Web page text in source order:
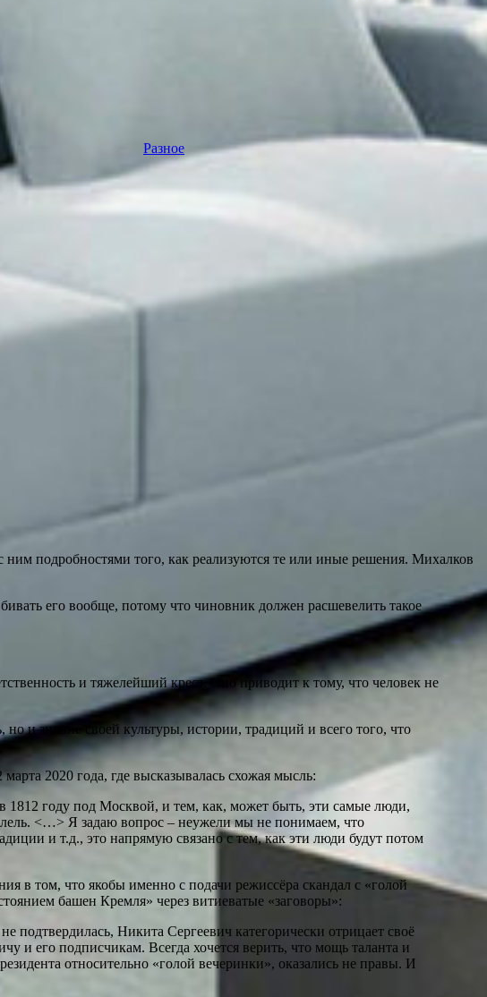
Разное
подробностями того, как реализуются те или иные решения. Михалков
его вообще, потому что чиновник должен расшевелить такое
и тяжелейший крест. Оно приводит к тому, что человек не
и знание своей культуры, истории, традиций и всего того, что
2020 года, где высказывалась схожая мысль:
году под Москвой, и тем, как, может быть, эти самые люди,
<…> Я задаю вопрос – неужели мы не понимаем, что
и т.д., это напрямую связано с тем, как эти люди будут потом
в том, что якобы именно с подачи режиссёра скандал с «голой
башен Кремля» через витиеватые «заговоры»:
Никита Сергеевич категорически отрицает своё
и его подписчикам. Всегда хочется верить, что мощь таланта и
относительно «голой вечеринки», оказались не правы. И